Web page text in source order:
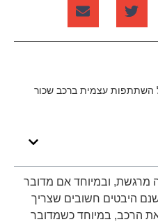
השתתפות עצמית ברכב שכור
מרגשת, ובמיוחד אם מדובר
היבטים חשובים שצריך
הרכב, במיוחד כשמדובר